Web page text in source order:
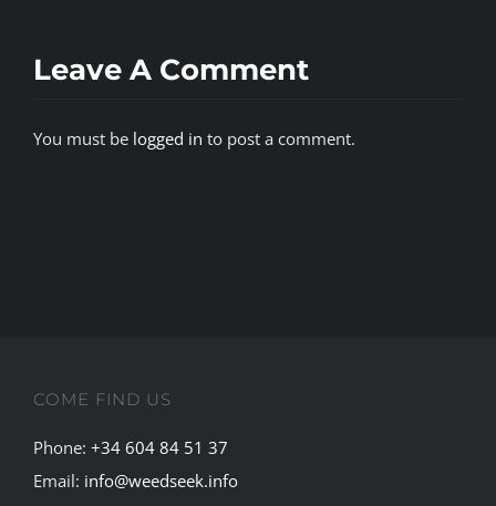
Leave A Comment
You must be logged in to post a comment.
COME FIND US
Phone: +34 604 84 51 37
Email: info@weedseek.info